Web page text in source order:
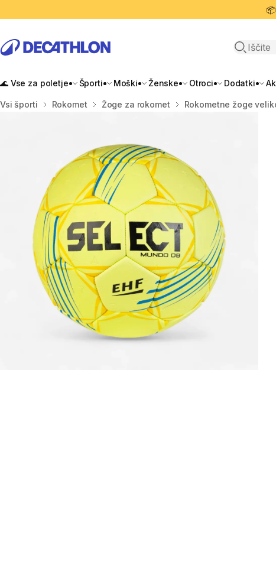
📦
Odpri
🌊 Vse za poletje Športi Moški Ženske Otroci Dodatki
Domov
Vsi športi Rokomet Žoge za rokomet Rokometne žoge